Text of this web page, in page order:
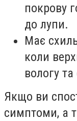
покрову
до лупи.
Має
коли
вологу
Якщо ви
симптоми, а